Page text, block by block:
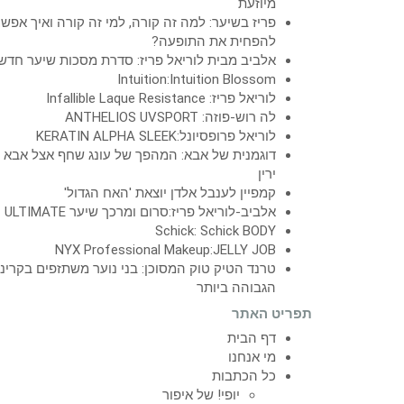
מיוזעת
פריז בשיער: למה זה קורה, למי זה קורה ואיך
להפחית את התופעה?
אלביב מבית לוריאל פריז: סדרת מסכות שיער
Intuition:Intuition Blossom
לוריאל פריז: Infallible Laque Resistance
לה רוש-פוזה: ANTHELIOS UVSPORT
לוריאל פרופסיונל:KERATIN ALPHA SLEEK
דוגמנית של אבא: המהפך של עונג שחף אצל אבא
ירין
קמפיין לענבל אלדן יוצאת 'האח הגדול'
אלביב-לוריאל פריז:סרום ומרכך שיער ULTIMATE
Schick: Schick BODY
NYX Professional Makeup:JELLY JOB
טרנד הטיק טוק המסוכן: בני נוער משתזפים
הגבוהה ביותר
תפריט האתר
דף הבית
מי אנחנו
כל הכתבות
יופי! של איפור